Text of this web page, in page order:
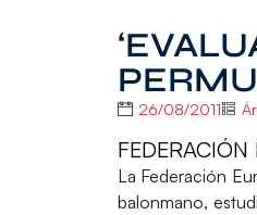
26/08/2011
FEDERACIÓN
La Federación
balonmano,